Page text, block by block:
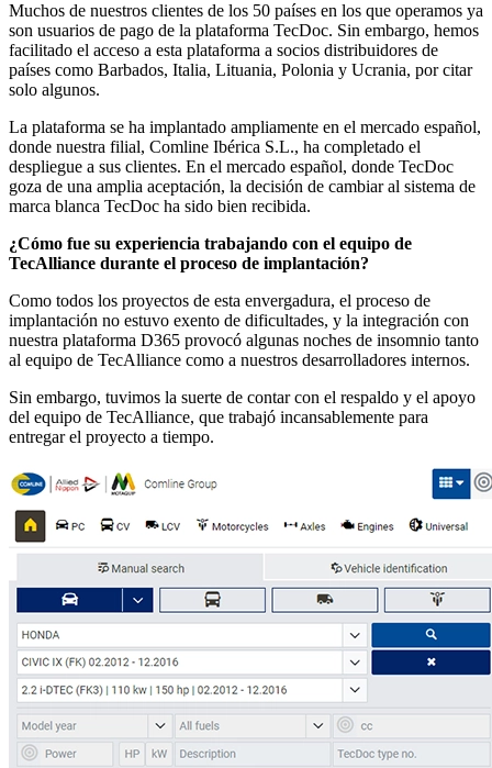
Muchos de nuestros clientes de los 50 países en los que operamos ya
son usuarios de pago de la plataforma TecDoc. Sin embargo, hemos
facilitado el acceso a esta plataforma a socios distribuidores de
países como Barbados, Italia, Lituania, Polonia y Ucrania, por citar
solo algunos.
La plataforma se ha implantado ampliamente en el mercado español,
donde nuestra filial, Comline Ibérica S.L., ha completado el
despliegue a sus clientes. En el mercado español, donde TecDoc
goza de una amplia aceptación, la decisión de cambiar al sistema de
marca blanca TecDoc ha sido bien recibida.
¿Cómo fue su experiencia trabajando con el equipo de
TecAlliance durante el proceso de implantación?
Como todos los proyectos de esta envergadura, el proceso de
implantación no estuvo exento de dificultades, y la integración con
nuestra plataforma D365 provocó algunas noches de insomnio tanto
al equipo de TecAlliance como a nuestros desarrolladores internos.
Sin embargo, tuvimos la suerte de contar con el respaldo y el apoyo
del equipo de TecAlliance, que trabajó incansablemente para
entregar el proyecto a tiempo.